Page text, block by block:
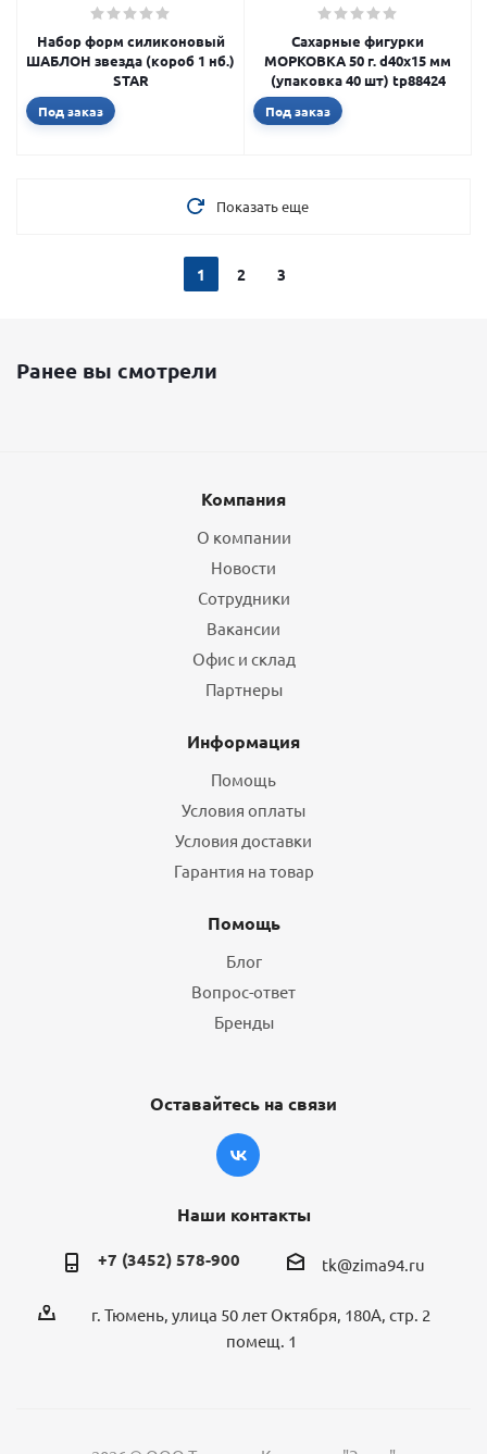
Набор форм силиконовый
ШАБЛОН звезда (короб 1 нб.)
STAR
Под заказ
Сахарные фигурки
МОРКОВКА 50 г. d40х15 мм
(упаковка 40 шт) tp88424
Под заказ
Показать еще
1 2 3
Ранее вы смотрели
Компания
О компании
Новости
Сотрудники
Вакансии
Офис и склад
Партнеры
Информация
Помощь
Условия оплаты
Условия доставки
Гарантия на товар
Помощь
Блог
Вопрос-ответ
Бренды
Оставайтесь на связи
Наши контакты
+7 (3452) 578-900 tk@zima94.ru
г. Тюмень, улица 50 лет Октября, 180А, стр. 2
помещ. 1